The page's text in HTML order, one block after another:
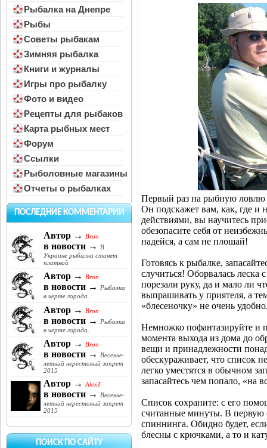
Рыбалка на Днепре
Рыбы
Советы рыбакам
Зимняя рыбалка
Книги и журналы
Игры про рыбалку
Фото и видео
Рецепты для рыбаков
Карта рыбных мест
Форум
Ссылки
Рыболовные магазины
Отчеты о рыбалках
ПОСЛЕДНИЕ КОММЕНТАРИИ
Автор → Bron
в новости →
В
Украине рыбалка станет
платной
Автор → Bron
в новости →
Рыбалка
в черте города.
Автор → Bron
в новости →
Рыбалка
в черте города.
Автор → Bron
в новости →
Весенне-
летний нерестовый запрет
2015
Автор → AlexT
в новости →
Весенне-
летний нерестовый запрет
2015
ПОИСК ПО САЙТУ
Первый раз на рыбную ловлю
Он подскажет вам, как, где и
действиями, вы научитесь
обезопасите себя от
надейся, а сам не плошай!
Готовясь к рыбалке,
случиться! Оборвалась леска
порезали руку, да и мало ли
выпрашивать у приятеля, а
«блесеночку» не очень
Немножко пофантазируйте и
момента выхода из дома до
вещи и принадлежности
обескураживает, что список
легко уместятся в обычном
запасайтесь чем попало, «на
Список сохраните: с его
считанные минуты. В первую
спиннинга. Обидно будет,
блесны с крючками, а то и